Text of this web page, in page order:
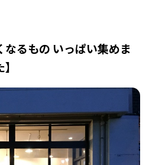
洋食 中華
ひとりで アウトドア
ジングケア メンズ
ト・お土産 キッズ
体インフォ その他
るもの いっぱい集めま